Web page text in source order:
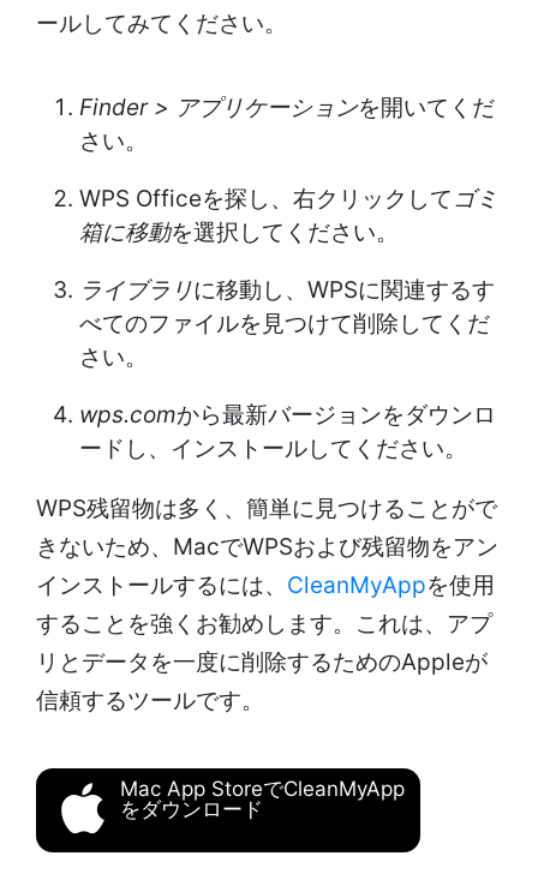
ールしてみてください。
Finder > アプリケーションを開いてくだ
さい。
WPS Officeを探し、右クリックしてゴミ
箱に移動を選択してください。
ライブラリに移動し、WPSに関連するす
べてのファイルを見つけて削除してくだ
さい。
wps.comから最新バージョンをダウンロ
ードし、インストールしてください。
WPS残留物は多く、簡単に見つけることがで
きないため、MacでWPSおよび残留物をアン
インストールするには、 CleanMyAppを使用
することを強くお勧めします。これは、アプ
リとデータを一度に削除するためのAppleが
信頼するツールです。
Mac App StoreでCleanMyApp
をダウンロード